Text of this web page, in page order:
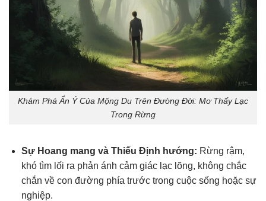
Khám Phá Ẩn Ý Của Mộng Du Trên Đường Đời: Mơ Thấy Lạc
Trong Rừng
Sự Hoang mang và Thiếu Định hướng: Rừng rậm,
khó tìm lối ra phản ánh cảm giác lạc lõng, không chắc
chắn về con đường phía trước trong cuộc sống hoặc sự
nghiệp.